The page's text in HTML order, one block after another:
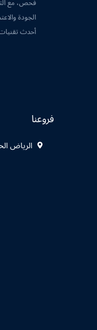
فحص، مع
الجودة
أحدث
فروعنا
الرياض